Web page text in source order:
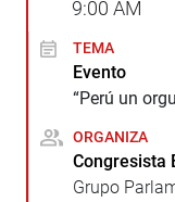
9:00 AM
TEMA
Evento
“Perú un
ORGANIZA
Congresista
Grupo